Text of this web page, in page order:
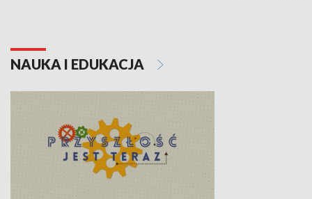
NAUKA I EDUKACJA